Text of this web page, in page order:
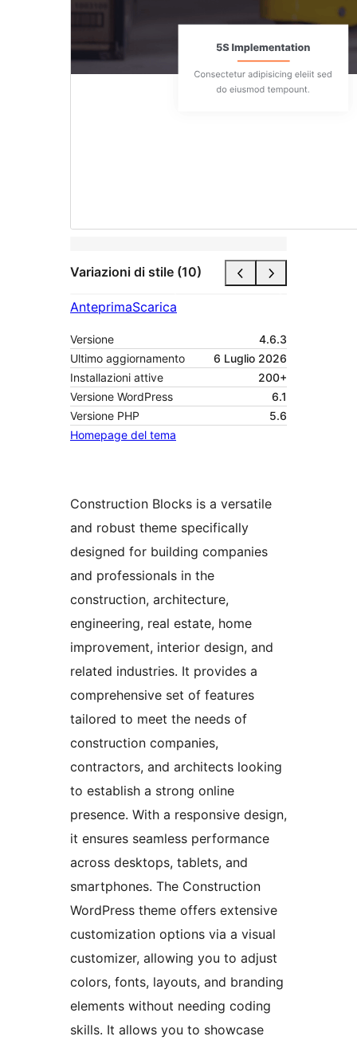
Variazioni di stile (10)
AnteprimaScarica
Versione
4.6.3
Ultimo aggiornamento
6 Luglio 2026
Installazioni attive
200+
Versione WordPress
6.1
Versione PHP
5.6
Homepage del tema
Construction Blocks is a versatile
and robust theme specifically
designed for building companies
and professionals in the
construction, architecture,
engineering, real estate, home
improvement, interior design, and
related industries. It provides a
comprehensive set of features
tailored to meet the needs of
construction companies,
contractors, and architects looking
to establish a strong online
presence. With a responsive design,
it ensures seamless performance
across desktops, tablets, and
smartphones. The Construction
WordPress theme offers extensive
customization options via a visual
customizer, allowing you to adjust
colors, fonts, layouts, and branding
elements without needing coding
skills. It allows you to showcase